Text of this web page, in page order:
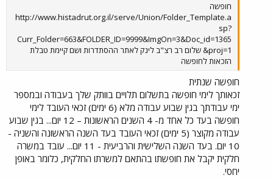
חופשה
http://www.histadrut.org.il/serve/Union/Folder_Template.a
sp?
Curr_Folder=663&FOLDER_ID=9999&ImgOn=3&Doc_id=1365
&proj=1 שלום רב רצ"ב לינק לאתר ההסתדרות ושם קיימת טבלת
הזכאות לחופשה
חופשה שנתית
זכאותך לימי חופשה בתשלום תלויים בוותק שלך בעבודה ובמספר
ימי עבודתך בגין שבוע עבודה מלא (6 ימים) זכאי העובד לימי
חופשה בעד כל אחד מ- 4 השנים הראשונות – 12 יום... בגין שבוע
עבודה מקוצר (5 ימים) זכאי העובד בעד השנה הראשונה והשניה -
10 יום. בעד השנה השלישית והרביעית - 11 יום... עובד במשרה
חלקית יקבל את חופשתו בהתאם למשרתו החלקית, כלומר באופן
יחסי.